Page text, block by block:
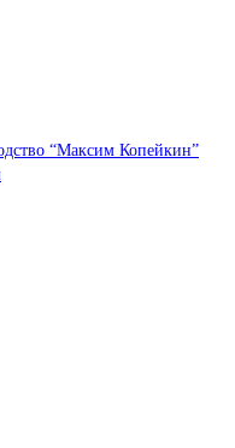
“Максим Копейкин”